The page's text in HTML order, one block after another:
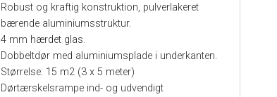
Robust og kraftig konstruktion, pulverlakeret
bærende aluminiumsstruktur.
4 mm hærdet glas.
Dobbeltdør med aluminiumsplade i underkanten.
Størrelse: 15 m2 (3 x 5 meter)
Dørtærskelsrampe ind- og udvendigt